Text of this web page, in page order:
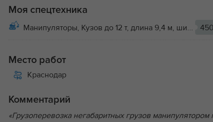
Моя спецтехника
Манипуляторы, Кузов до 12 т, длина 9,4 м, ши...
Место работ
Краснодар
Комментарий
«Грузоперевозка негабаритных грузов манипулятором